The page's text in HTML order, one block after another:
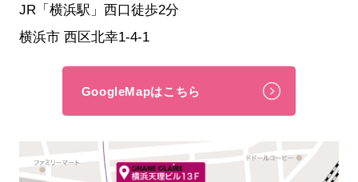
JR「横浜駅」西口徒歩2分
横浜市 西区北幸1-4-1
GoogleMapはこちら